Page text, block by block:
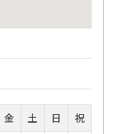
金 土 日
祝